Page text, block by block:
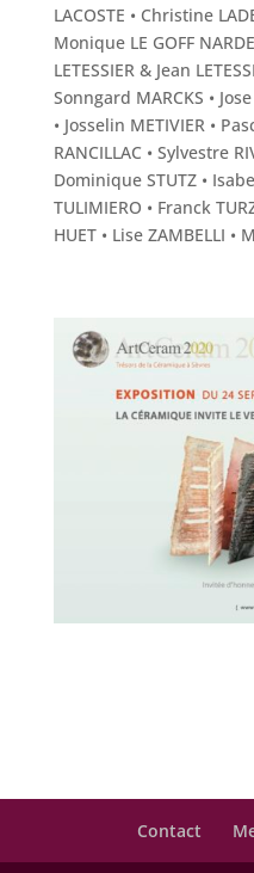
LACOSTE • Christine
Monique LE GOFF
LETESSIER & Jean
Sonngard MARCKS •
• Josselin METIVIER •
RANCILLAC • Sylvestre
Dominique STUTZ •
TULIMIERO • Franck
HUET • Lise ZAMBELLI •
Contact